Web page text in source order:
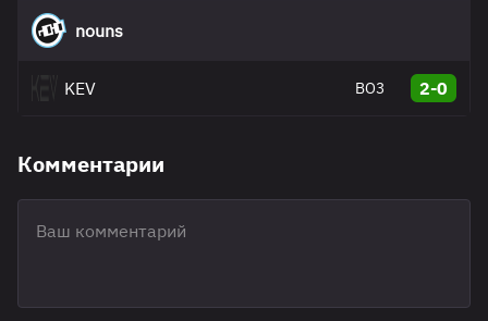
nouns
KEV BO3 2-0
Комментарии